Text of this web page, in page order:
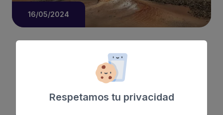
16/05/2024
volcanes
Leer más
Respetamos tu privacidad